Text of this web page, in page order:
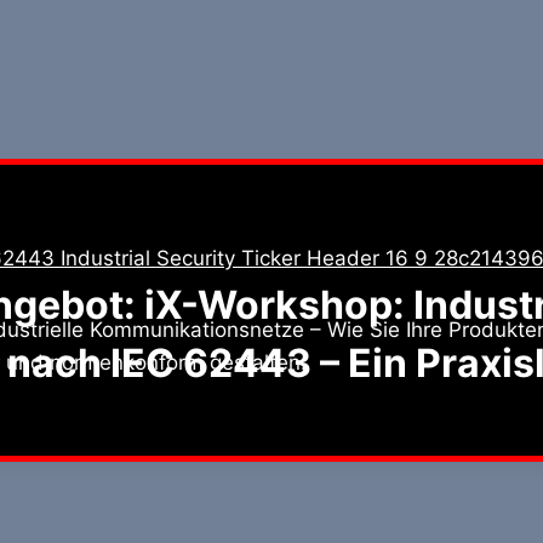
iX-Workshop:
IEC 62443 – Ein
Kommunikationsnetze – Wie Sie Ihre
normenkonform gestalten.